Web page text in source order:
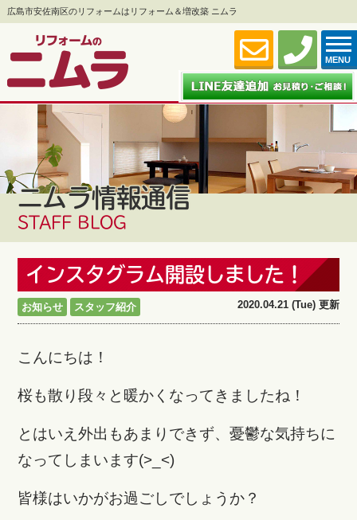
広島市安佐南区のリフォームはリフォーム＆増改築 ニムラ
MENU
ニムラ情報通信
STAFF BLOG
インスタグラム開設しました！
お知らせ スタッフ紹介 2020.04.21 (Tue) 更新
こんにちは！
桜も散り段々と暖かくなってきましたね！
とはいえ外出もあまりできず、憂鬱な気持ちに
なってしまいます(>_<)
皆様はいかがお過ごしでしょうか？